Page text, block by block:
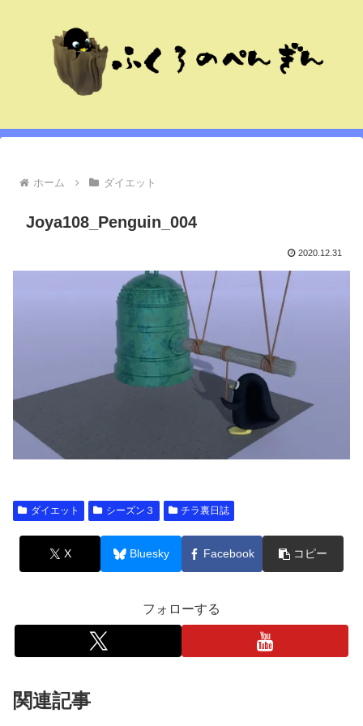
ホーム ダイエット
Joya108_Penguin_004
2020.12.31
ダイエット シーズン３ チラ裏日誌
X Bluesky Facebook コピー
フォローする
関連記事